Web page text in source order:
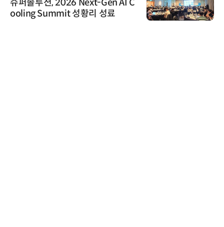
슈퍼솔루션, 2026 Next-Gen AI C
ooling Summit 성황리 성료